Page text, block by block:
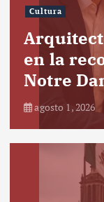
Cultura
en la
Notre
agosto 1, 2026